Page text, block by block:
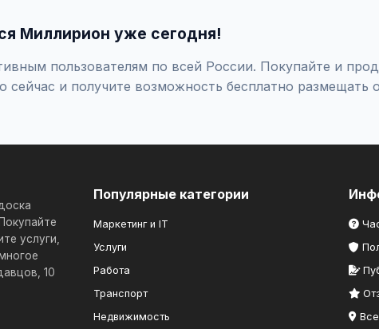
Миллирион уже сегодня!
пользователям по всей России. Покупайте и
сейчас и получите возможность бесплатно размещать
услуги,
10
Популярные категории
Маркетинг и IT
Услуги
Работа
Транспорт
Недвижимость